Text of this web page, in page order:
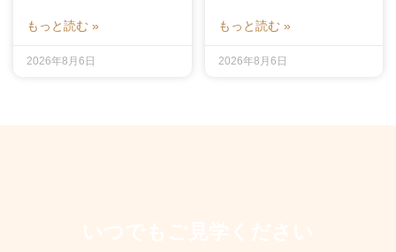
もっと読む »
2026年8月6日
もっと読む »
2026年8月6日